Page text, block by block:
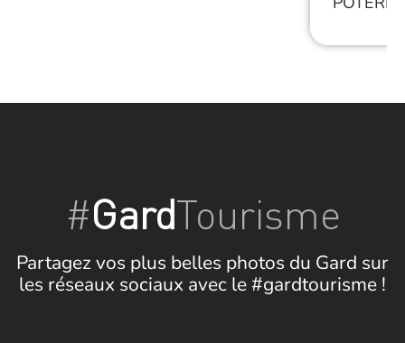
#GardTourisme
Partagez vos plus belles photos du Gard sur
les réseaux sociaux avec le #gardtourisme !